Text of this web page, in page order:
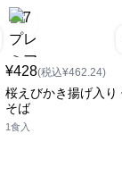
¥428(税込¥462.24)
桜えびかき揚げ入り
そば
1食入